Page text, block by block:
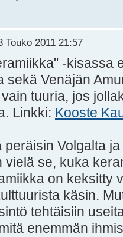
Touko 2011 21:57
-kisassa
sekä Venäjän
tuuria, jos
Linkki: Kooste
peräisin Volgalta
vielä se, kuka
on keksitty
käsin.
tehtäisiin
enemmän